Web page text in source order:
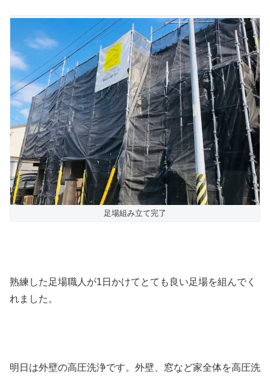
足場組み立て完了
熟練した足場職人が1日かけてとても良い足場を組んでく
れました。
明日は外壁の高圧洗浄です。外壁、窓など家全体を高圧洗